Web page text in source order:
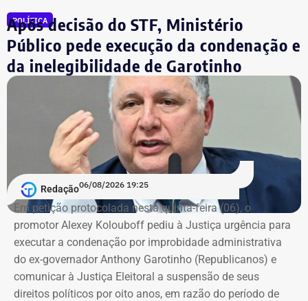
sobre marca, modelo ou valor de mercado dos relógios.
POLÍTICA
Após decisão do STF, Ministério
Público pede execução da condenação e
da inelegibilidade de Garotinho
Redação06/08/2026 19:25
Em petição protocolada nesta quinta-feira (06), o
promotor Alexey Kolouboff pediu à Justiça urgência para
executar a condenação por improbidade administrativa
do ex-governador Anthony Garotinho (Republicanos) e
comunicar à Justiça Eleitoral a suspensão de seus
direitos políticos por oito anos, em razão do período de